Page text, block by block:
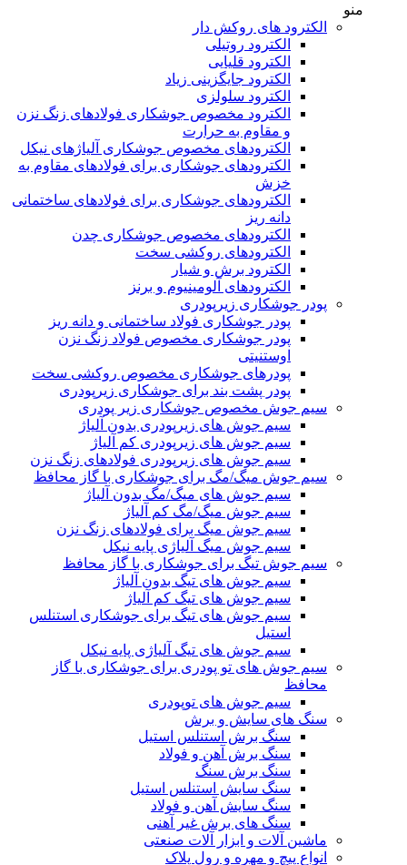
منو
الکترود های روکش دار
الکترود روتیلی
الکترود قلیایی
الکترود جایگزینی زیاد
الکترود سلولزی
الکترود مخصوص جوشکاری فولادهای زنگ نزن
و مقاوم به حرارت
الکترودهای مخصوص جوشکاری آلیاژهای نیکل
الکترودهای جوشکاری برای فولادهای مقاوم به
خزش
الکترودهای جوشکاری برای فولادهای ساختمانی
دانه ریز
الکترودهای مخصوص جوشکاری چدن
الکترودهای روکشی سخت
الکترود برش و شیار
الکترودهای آلومینیوم و برنز
پودر جوشکاری زیرپودری
پودر جوشکاری فولاد ساختمانی و دانه ریز
پودر جوشکاری مخصوص فولاد زنگ نزن
اوستنیتی
پودرهای جوشکاری مخصوص روکشی سخت
پودر پشت بند برای جوشکاری زیرپودری
سیم جوش مخصوص جوشکاری زیر پودری
سیم جوش های زیرپودری بدون آلیاژ
سیم جوش های زیرپودری کم آلیاژ
سیم جوش های زیرپودری فولادهای زنگ نزن
سیم جوش میگ/مگ برای جوشکاری با گاز محافظ
سیم جوش های میگ/مگ بدون آلیاژ
سیم جوش میگ/مگ کم آلیاژ
سیم جوش میگ برای فولادهای زنگ نزن
سیم جوش میگ آلیاژی پایه نیکل
سیم جوش تیگ برای جوشکاری با گاز محافظ
سیم جوش های تیگ بدون آلیاژ
سیم جوش های تیگ کم آلیاژ
سیم جوش های تیگ برای جوشکاری استنلس
استیل
سیم جوش های تیگ آلیاژی پایه نیکل
سیم جوش های تو پودری برای جوشکاری با گاز
محافظ
سیم جوش های توپودری
سنگ های سایش و برش
سنگ برش استنلس استیل
سنگ برش آهن و فولاد
سنگ برش سنگ
سنگ سایش استنلس استیل
سنگ سایش آهن و فولاد
سنگ های برش غیر آهنی
ماشین آلات و ابزار آلات صنعتی
انواع پیچ و مهره و رول پلاک